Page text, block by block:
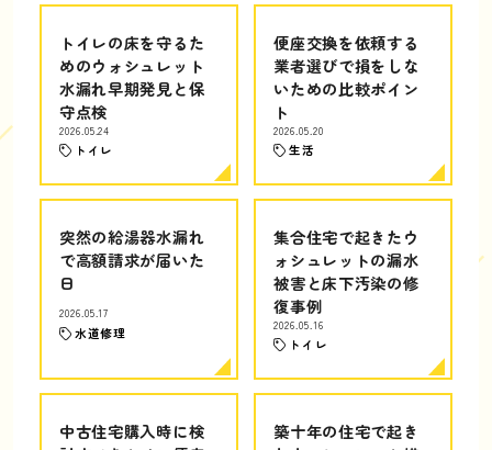
トイレの床を守るた
めのウォシュレット
水漏れ早期発見と保
守点検
2026.05.24
トイレ
便座交換を依頼する
業者選びで損をしな
いための比較ポイン
ト
2026.05.20
生活
突然の給湯器水漏れ
で高額請求が届いた
日
2026.05.17
水道修理
集合住宅で起きたウ
ォシュレットの漏水
被害と床下汚染の修
復事例
2026.05.16
トイレ
中古住宅購入時に検
築十年の住宅で起き